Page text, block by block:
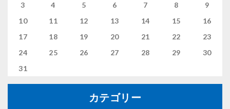
3
4 5 6 7 8
9
10
11 12 13 14 15
16
17
18 19 20 21 22
23
24
25 26 27 28 29
30
31
カテゴリー